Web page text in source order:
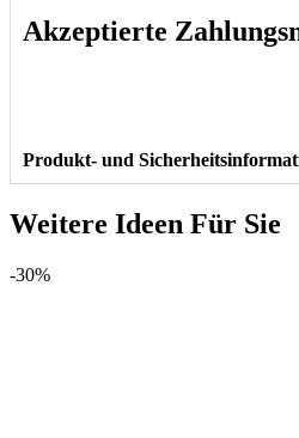
Akzeptierte
Produkt- und
Weitere Ideen Für Sie
-30%